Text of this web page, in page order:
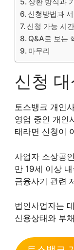
신청방법과
신청 가능 시간
Q&A로 보는
마무리
신청
토스뱅크 개인
영업 중인 개인
태라면 신청이
사업자 소상공
만 19세 이상
금융사기 관련
법인사업자는
신용상태와 부